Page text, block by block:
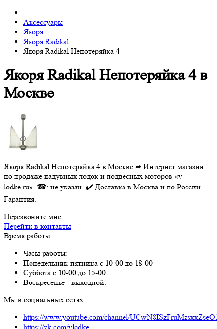
Аксессуары
Якоря
Якоря Radikal
Якоря Radikal Непотеряйка 4
Якоря Radikal Непотеряйка 4 в
Москве
Якоря Radikal Непотеряйка 4 в Москве ➦ Интернет магазин
по продаже надувных лодок и подвесных моторов «v-
lodke.ru». ☎: не указан. ✔️ Доставка в Москва и по России.
Гарантия.
Перезвоните мне
Перейти в контакты
Время работы
Часы работы:
Понедельник-пятница с 10-00 до 18-00
Суббота с 10-00 до 15-00
Воскресенье - выходной.
Мы в социальных сетях:
https://www.youtube.com/channel/
https://vk.com/vlodke